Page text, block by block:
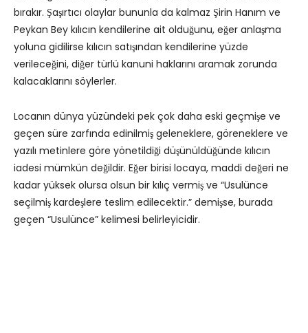
bırakır. Şaşırtıcı olaylar bununla da kalmaz Şirin Hanım ve
Peykan Bey kılıcın kendilerine ait olduğunu, eğer anlaşma
yoluna gidilirse kılıcın satışından kendilerine yüzde
verileceğini, diğer türlü kanuni haklarını aramak zorunda
kalacaklarını söylerler.
Locanın dünya yüzündeki pek çok daha eski geçmişe ve
geçen süre zarfında edinilmiş geleneklere, göreneklere ve
yazılı metinlere göre yönetildiği düşünüldüğünde kılıcın
iadesi mümkün değildir. Eğer birisi locaya, maddi değeri ne
kadar yüksek olursa olsun bir kılıç vermiş ve “Usulünce
seçilmiş kardeşlere teslim edilecektir.” demişse, burada
geçen “Usulünce” kelimesi belirleyicidir.